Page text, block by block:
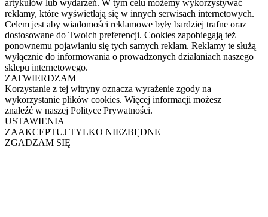
artykułów lub wydarzeń. W tym celu możemy wykorzystywać
reklamy, które wyświetlają się w innych serwisach internetowych.
Celem jest aby wiadomości reklamowe były bardziej trafne oraz
dostosowane do Twoich preferencji. Cookies zapobiegają też
ponownemu pojawianiu się tych samych reklam. Reklamy te służą
wyłącznie do informowania o prowadzonych działaniach naszego
sklepu internetowego.
ZATWIERDZAM
Korzystanie z tej witryny oznacza wyrażenie zgody na
wykorzystanie plików cookies. Więcej informacji możesz
znaleźć w naszej Polityce Prywatności.
USTAWIENIA
ZAAKCEPTUJ TYLKO NIEZBĘDNE
ZGADZAM SIĘ